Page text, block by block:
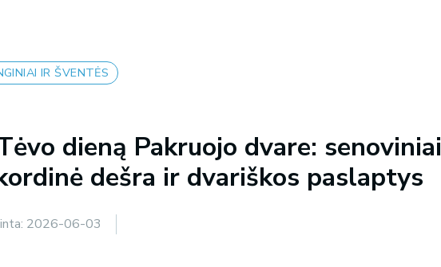
IR ŠVENTĖS
dieną Pakruojo dvare: senoviniai
dešra ir dvariškos paslaptys
2026-06-03